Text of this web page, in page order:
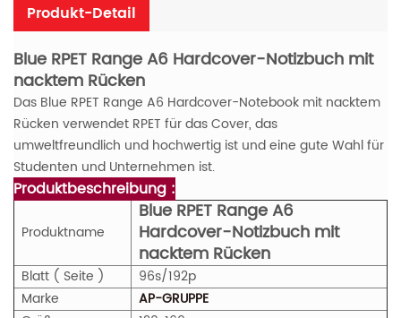
Produkt-Detail
Blue RPET Range A6 Hardcover-Notizbuch mit
nacktem Rücken
Das Blue RPET Range A6 Hardcover-Notebook mit nacktem
Rücken verwendet RPET für das Cover, das
umweltfreundlich und hochwertig ist und eine gute Wahl für
Studenten und Unternehmen ist.
Produktbeschreibung :
Produktname
Blue RPET Range A6
Hardcover-Notizbuch mit
nacktem Rücken
Blatt ( Seite )
96s/192p
Marke
AP-GRUPPE